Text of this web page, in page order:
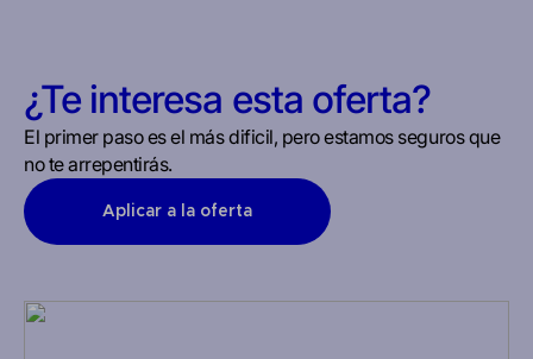
¿Te interesa esta oferta?
El primer paso es el más dificil, pero estamos seguros que
no te arrepentirás.
Aplicar a la oferta